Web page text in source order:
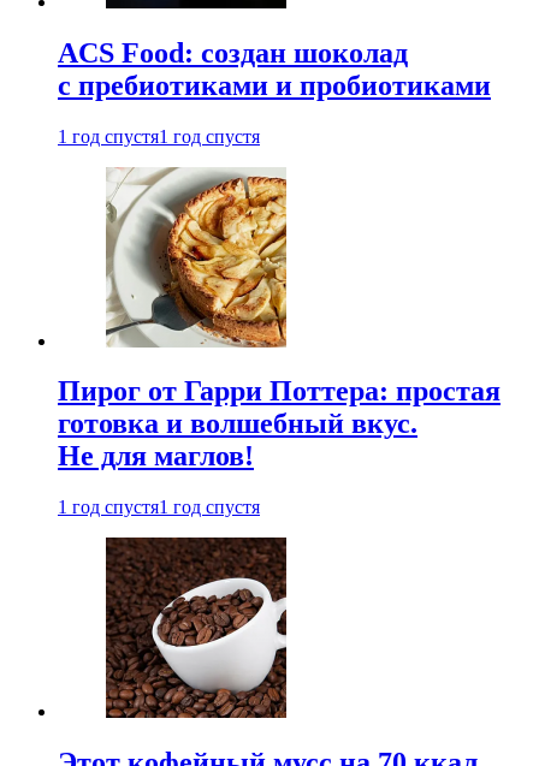
ACS Food: создан шоколад
с пребиотиками и пробиотиками
1 год спустя1 год спустя
Пирог от Гарри Поттера: простая
готовка и волшебный вкус.
Не для маглов!
1 год спустя1 год спустя